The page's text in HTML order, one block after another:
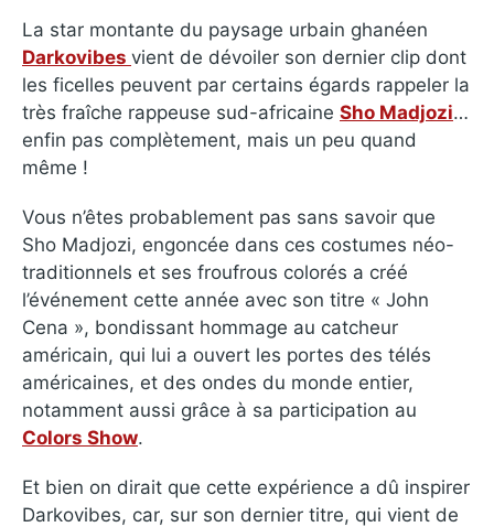
La star montante du paysage urbain ghanéen
Darkovibes vient de dévoiler son dernier clip dont
les ficelles peuvent par certains égards rappeler la
très fraîche rappeuse sud-africaine Sho Madjozi…
enfin pas complètement, mais un peu quand
même !
Vous n’êtes probablement pas sans savoir que
Sho Madjozi, engoncée dans ces costumes néo-
traditionnels et ses froufrous colorés a créé
l’événement cette année avec son titre « John
Cena », bondissant hommage au catcheur
américain, qui lui a ouvert les portes des télés
américaines, et des ondes du monde entier,
notamment aussi grâce à sa participation au
Colors Show.
Et bien on dirait que cette expérience a dû inspirer
Darkovibes, car, sur son dernier titre, qui vient de